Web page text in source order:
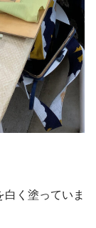
く塗っていま